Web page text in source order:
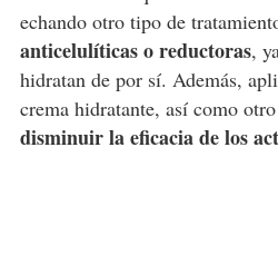
echando otro tipo de
anticelulíticas o reductoras,
hidratan de por sí. Además,
crema hidratante, así como
disminuir la eficacia de los